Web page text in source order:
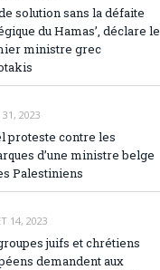
de solution sans la défaite
du Hamas’, déclare le
ministre grec
2023
proteste contre les
d’une ministre belge
Palestiniens
14, 2023
juifs et chrétiens
demandent aux